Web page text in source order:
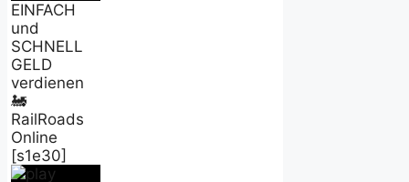
EINFACH
und
SCHNELL
GELD
verdienen
🚂
RailRoads
Online
[s1e30]